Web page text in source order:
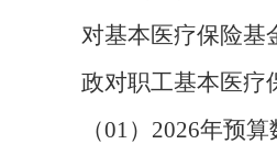
对基本医疗保险基
政对职工基本医疗
（01 ） 2026年预算